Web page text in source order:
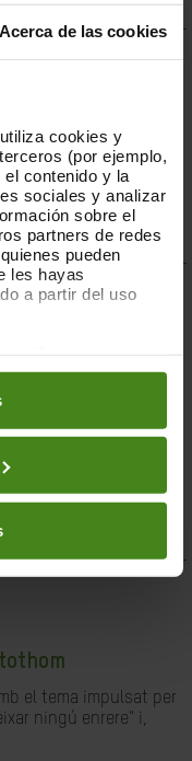
Acerca de las cookies
cookies y
(por ejemplo,
contenido y la
sociales y analizar
sobre el
partners de redes
pueden
les hayas
a partir del uso
de Cookieso
resposta fallida a
de 2019
Vida
Oxfam Intermón ha
de les causes de
el tema impulsat per
ningú enrere" i,